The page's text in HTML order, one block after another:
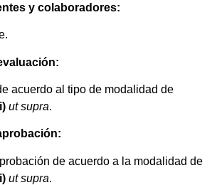
y colaboradores:
acuerdo al tipo de modalidad de
ut supra.
de acuerdo a la modalidad de
ut supra.